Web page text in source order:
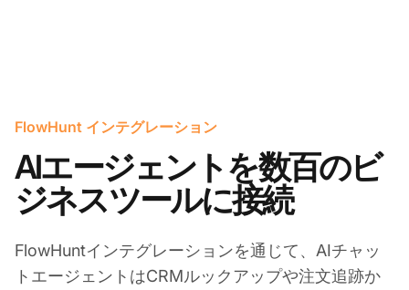
FlowHunt インテグレーション
AIエージェントを数百のビ
ジネスツールに接続
FlowHuntインテグレーションを通じて、AIチャッ
トエージェントはCRMルックアップや注文追跡か